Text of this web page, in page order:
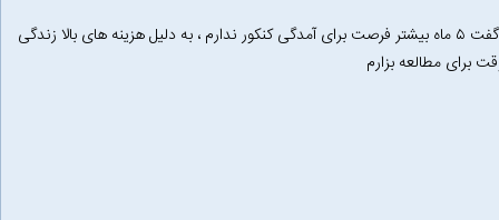
از دوستان خواهشی دارم که من راهنمایی کنید ، میشه گفت ۵ ماه بیشتر فرصت برای آمدگی کنکور ندارم ، به دلیل هزینه های بالا زندگی